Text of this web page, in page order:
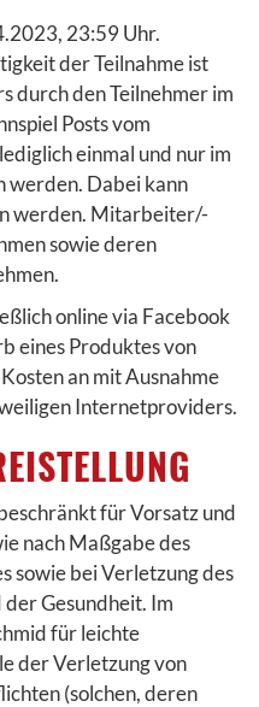
23:59 Uhr.
der Teilnahme ist
durch den Teilnehmer im
Posts vom
einmal und nur im
werden. Dabei kann
werden. Mitarbeiter/-
sowie deren
online via Facebook
eines Produktes von
an mit Ausnahme
Internetproviders.
für Vorsatz und
nach Maßgabe des
sowie bei Verletzung des
der Gesundheit. Im
für leichte
der Verletzung von
(solchen, deren